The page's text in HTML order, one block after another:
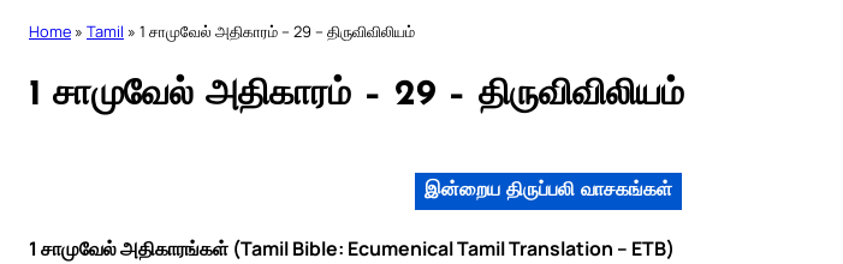
Home » Tamil » 1 சாமுவேல் அதிகாரம் – 29 – திருவிவிலியம்
1 சாமுவேல் அதிகாரம் – 29 – திருவிவிலியம்
இன்றைய திருப்பலி வாசகங்கள்
1 சாமுவேல் அதிகாரங்கள் (Tamil Bible: Ecumenical Tamil Translation – ETB)